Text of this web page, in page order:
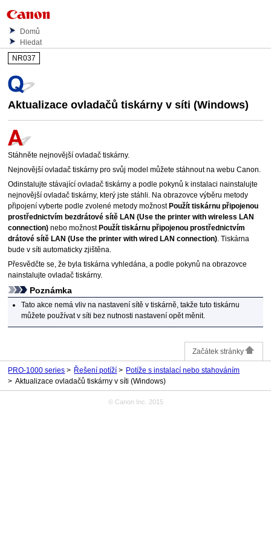
Domů
Hledat
NR037
Aktualizace ovladačů tiskárny v síti (Windows)
Stáhněte nejnovější ovladač tiskárny.
Nejnovější ovladač tiskárny pro svůj model můžete stáhnout na webuCanon.
Odinstalujte stávající ovladač tiskárny a podle pokynů k instalaci nainstalujte
nejnovější ovladač tiskárny, který jste stáhli. Na obrazovce výběru metody
připojení vyberte podle zvolené metody možnost Použít tiskárnu připojenou
prostřednictvím bezdrátové sítě LAN (Use the printer with wireless LAN
connection) nebo možnost Použít tiskárnu připojenou prostřednictvím
drátové sítě LAN (Use the printer with wired LAN connection). Tiskárna
bude v síti automaticky zjištěna.
Přesvědčte se, že bylatiskárna vyhledána, a podle pokynů na obrazovce
nainstalujte ovladač tiskárny.
Poznámka
Tato akce nemá vliv na nastavení sítě vtiskárně, takže tutotiskárnu
můžete používat v síti bez nutnosti nastavení opět měnit.
Začátek stránky
PRO-1000 series Řešení potíží
Potíže s instalací nebo stahováním
Aktualizace ovladačů tiskárny v síti (Windows)
© Canon Inc. 2015